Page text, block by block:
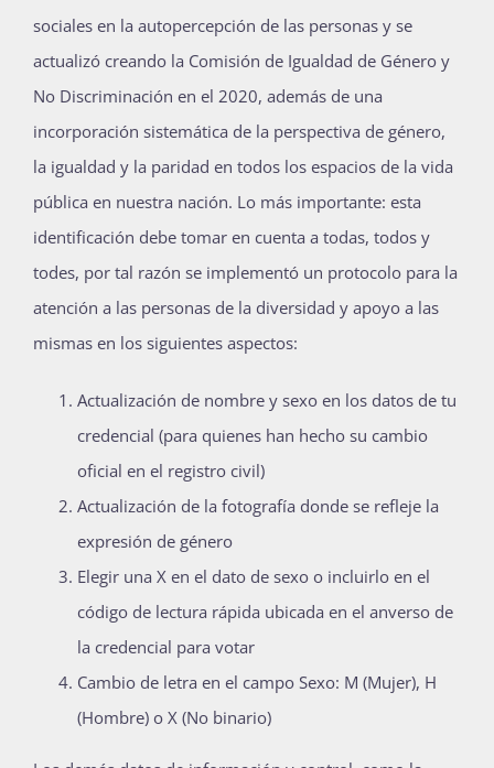
sociales en la autopercepción de las personas y se
actualizó creando la Comisión de Igualdad de Género y
No Discriminación en el 2020, además de una
incorporación sistemática de la perspectiva de género,
la igualdad y la paridad en todos los espacios de la vida
pública en nuestra nación. Lo más importante: esta
identificación debe tomar en cuenta a todas, todos y
todes, por tal razón se implementó un protocolo para la
atención a las personas de la diversidad y apoyo a las
mismas en los siguientes aspectos:
Actualización de nombre y sexo en los datos de tu
credencial (para quienes han hecho su cambio
oficial en el registro civil)
Actualización de la fotografía donde se refleje la
expresión de género
Elegir una X en el dato de sexo o incluirlo en el
código de lectura rápida ubicada en el anverso de
la credencial para votar
Cambio de letra en el campo Sexo: M (Mujer), H
(Hombre) o X (No binario)